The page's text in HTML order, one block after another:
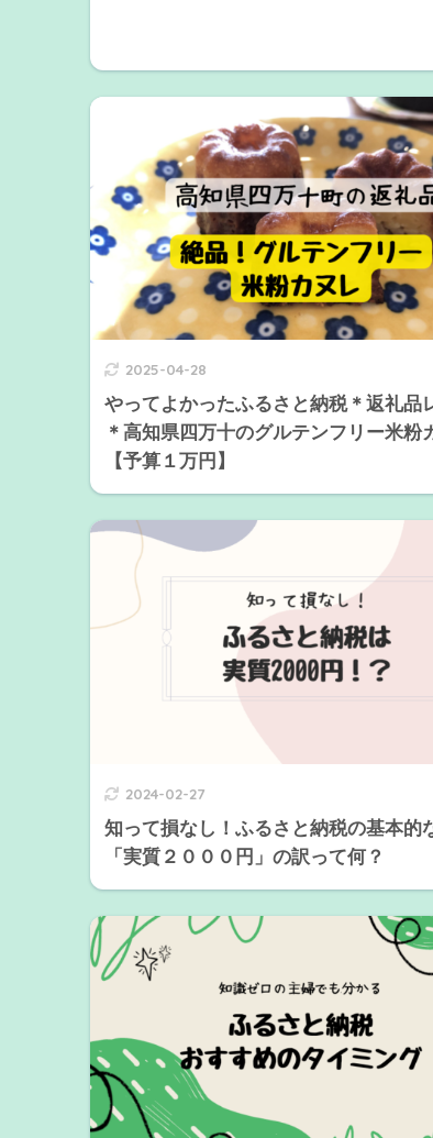
2025-04-28
やってよかったふるさと納税＊返礼品
＊高知県四万十のグルテンフリー米粉
【予算１万円】
2024-02-27
知って損なし！ふるさと納税の基本的
「実質２０００円」の訳って何？